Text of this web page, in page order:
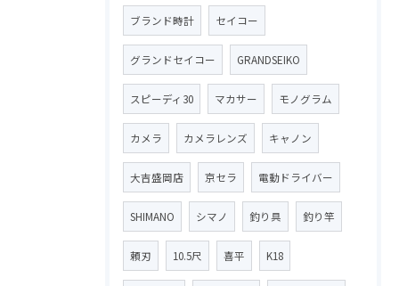
ブランド時計 セイコー
グランドセイコー GRANDSEIKO
スピーディ30 マカサー モノグラム
カメラ カメラレンズ キャノン
大吉盛岡店 京セラ 電動ドライバー
SHIMANO シマノ 釣り具 釣り竿
頼刃 10.5尺 喜平 K18